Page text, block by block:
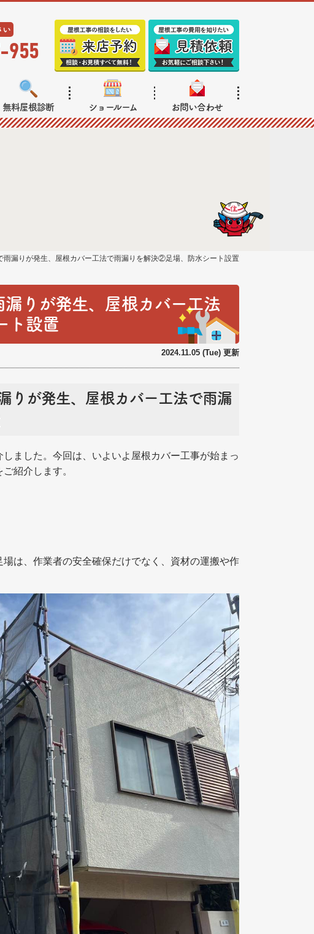
い
955
無料屋根診断 ショールーム お問い合わせ
雨漏りが発生、屋根カバー工法で雨漏りを解決②足場、防水シート設置
りが発生、屋根カバー工法
ト設置
2024.11.05 (Tue) 更新
りが発生、屋根カバー工法で雨漏
ました。今回は、いよいよ屋根カバー工事が始まっ
紹介します。
は、作業者の安全確保だけでなく、資材の運搬や作